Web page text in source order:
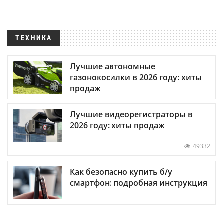
ТЕХНИКА
Лучшие автономные
газонокосилки в 2026 году: хиты
продаж
Лучшие видеорегистраторы в
2026 году: хиты продаж
49332
Как безопасно купить б/у
смартфон: подробная инструкция